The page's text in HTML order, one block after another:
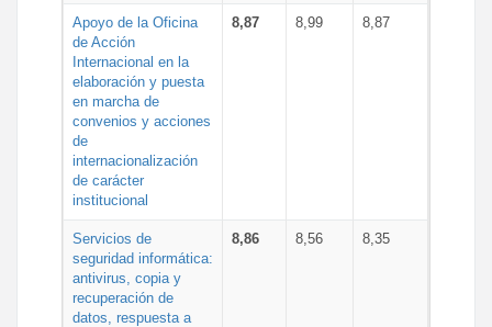
Apoyo de la Oficina
de Acción
Internacional en la
elaboración y puesta
en marcha de
convenios y acciones
de
internacionalización
de carácter
institucional
8,87 8,99 8,87
Servicios de
seguridad informática:
antivirus, copia y
recuperación de
datos, respuesta a
8,86 8,56 8,35